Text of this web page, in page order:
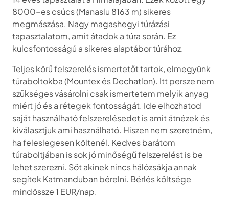
8000-es csúcs (Manaslu 8163 m) sikeres
megmászása. Nagy magashegyi túrázási
tapasztalatom, amit átadok a túra során. Ez
kulcsfontosságú a sikeres alaptábor túrához.
Teljes körű felszerelés ismertetőt tartok, elmegyünk
túraboltokba (Mountex és Dechatlon). Itt persze nem
szükséges vásárolni csak ismertetem melyik anyag
miért jó és a rétegek fontosságát. Ide elhozhatod
saját használható felszerelésedet is amit átnézek és
kiválasztjuk ami használható. Hiszen nem szeretném,
ha feleslegesen költenél. Kedves barátom
túraboltjában is sok jó minőségű felszerelést is be
lehet szerezni. Sőt akinek nincs hálózsákja annak
segítek Katmanduban bérelni. Bérlés költsége
mindössze 1 EUR/nap.